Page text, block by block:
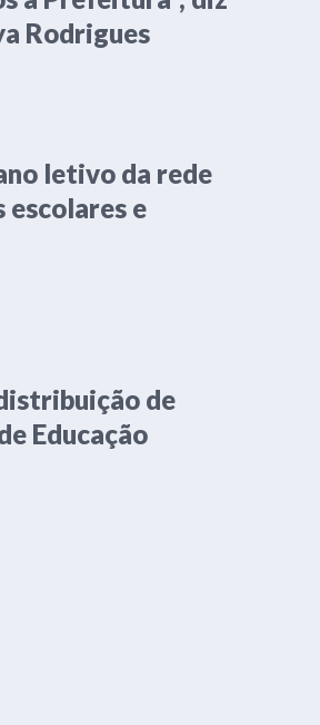
Rodrigues
letivo da rede
e
de
Educação